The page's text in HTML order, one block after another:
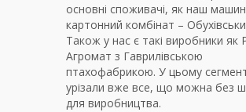
основні споживачі, як наш
картонний комбінат –
Також у нас є такі виробники як
Агромат з Гаврилівською
птахофабрикою. У цьому
урізали вже все, що можна без
для виробництва.